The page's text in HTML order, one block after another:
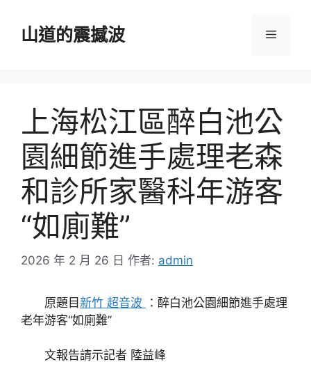
山道的震撼波 選
上海松江區醉白池公
園細節進手處理老森
和診所家醫科年游客
“如廁難”
2026 年 2 月 26 日 作者: admin
原題目 新竹 超音波
：醉白池公園細節進手處理
老年游客“如廁難”
文報告請示記者 陸益峰